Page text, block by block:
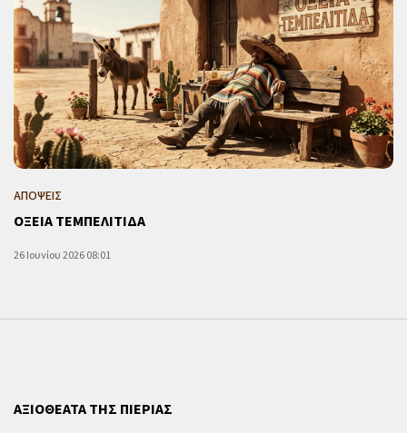
ΑΠΟΨΕΙΣ
ΟΞΕΙΑ ΤΕΜΠΕΛΙΤΙΔΑ
26 Ιουνίου 2026 08:01
ΑΞΙΟΘΕΑΤΑ ΤΗΣ ΠΙΕΡΙΑΣ